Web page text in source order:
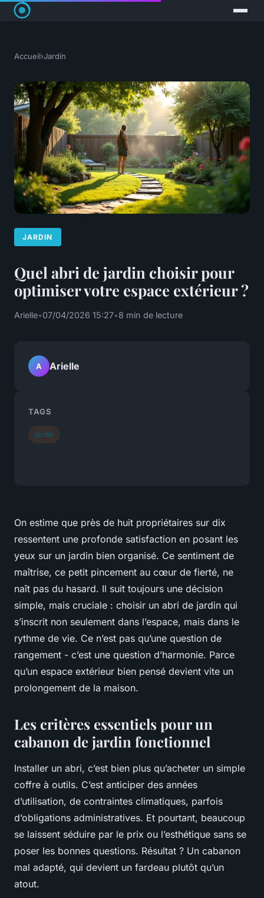
Accueil›Jardin
JARDIN
Quel abri de jardin choisir pour
optimiser votre espace extérieur ?
Arielle•07/04/2026 15:27•8 min de lecture
On estime que près de huit propriétaires sur dix
ressentent une profonde satisfaction en posant les
yeux sur un jardin bien organisé. Ce sentiment de
maîtrise, ce petit pincement au cœur de fierté, ne
naît pas du hasard. Il suit toujours une décision
simple, mais cruciale : choisir un abri de jardin qui
s’inscrit non seulement dans l’espace, mais dans le
rythme de vie. Ce n’est pas qu’une question de
rangement - c’est une question d’harmonie. Parce
qu’un espace extérieur bien pensé devient vite un
prolongement de la maison.
Les critères essentiels pour un
cabanon de jardin fonctionnel
Installer un abri, c’est bien plus qu’acheter un simple
coffre à outils. C’est anticiper des années
d’utilisation, de contraintes climatiques, parfois
d’obligations administratives. Et pourtant, beaucoup
se laissent séduire par le prix ou l’esthétique sans se
poser les bonnes questions. Résultat ? Un cabanon
mal adapté, qui devient un fardeau plutôt qu’un
atout.
A Arielle
TAGS
jardin